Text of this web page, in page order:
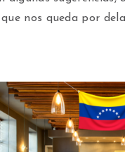
nos queda por